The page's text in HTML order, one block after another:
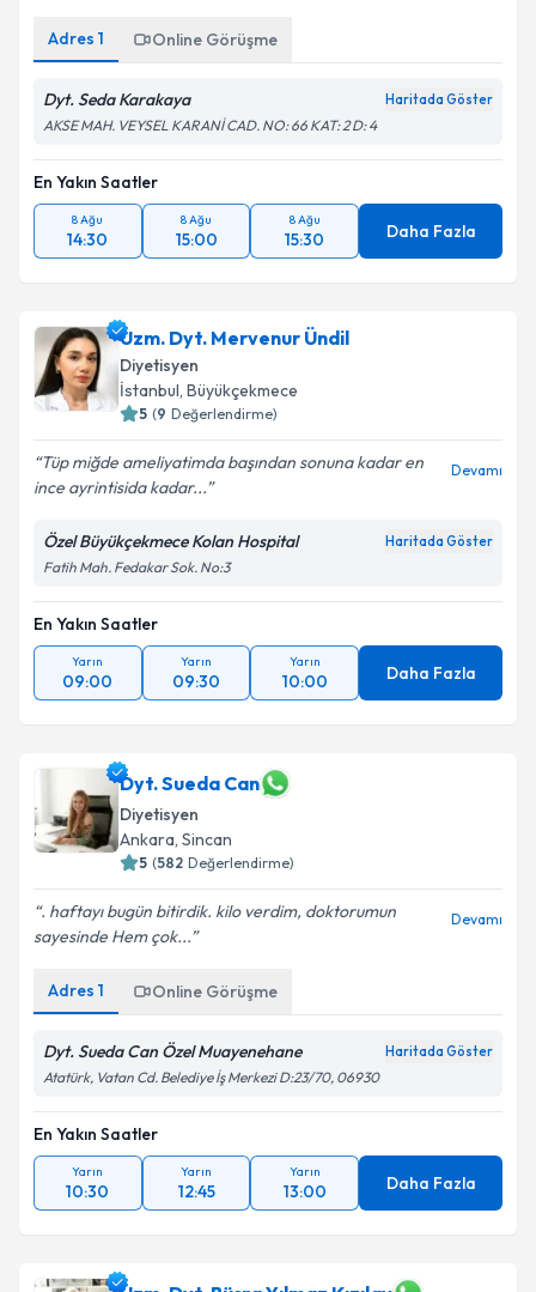
Adres 1 Online Görüşme
Dyt. Seda Karakaya
En Yakın Saatler
8 Ağu
14:30
8 Ağu
15:00
8 Ağu
15:30 Daha Fazla
Uzm. Dyt. Mervenur Ündil
Diyetisyen
İstanbul, Büyükçekmece
( Değerlendirme)
Tüp miğde ameliyatimda başından sonuna kadar en
ince ayrintisida kadar...
Özel Büyükçekmece Kolan Hospital
En Yakın Saatler
Yarın
09:00
Yarın
09:30
Yarın
10:00 Daha Fazla
Dyt. Sueda Can
Diyetisyen
Ankara,Sincan
( Değerlendirme)
. haftayı bugün bitirdik. kilo verdim, doktorumun
sayesinde Hem çok...
Adres 1 Online Görüşme
Dyt. Sueda Can Özel Muayenehane
Atatürk, Vatan Cd. Belediye İş Merkezi D:23/70, 06930
En Yakın Saatler
Yarın
10:30
Yarın
12:45
Yarın
13:00 Daha Fazla